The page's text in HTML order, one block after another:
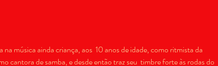
música ainda criança, aos  10 anos de idade, como ritmista da
de samba, e desde então traz seu  timbre forte às rodas do